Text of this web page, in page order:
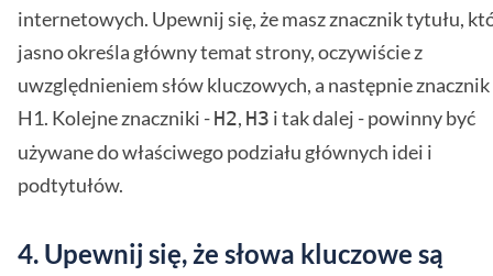
internetowych. Upewnij się, że masz znacznik tytułu,
jasno określa główny temat strony, oczywiście z
uwzględnieniem słów kluczowych, a następnie znacznik
H1. Kolejne znaczniki -H2, H3 i tak dalej - powinny być
używane do właściwego podziału głównych idei i
podtytułów.
4. Upewnij się, że słowa kluczowe są